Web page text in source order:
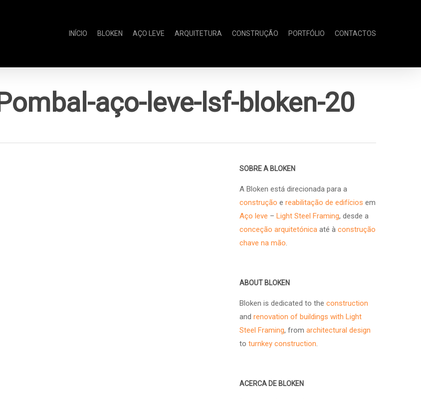
INÍCIO BLOKEN AÇO LEVE ARQUITETURA CONSTRUÇÃO PORTFÓLIO CONTACTOS
aço-leve-lsf-bloken-20
SOBRE A BLOKEN
A Bloken está direcionada para a
construção ereabilitação de edifícios em
Aço leve –Light Steel Framing, desde a
conceção arquitetónica até àconstrução
chave na mão.
ABOUT BLOKEN
Bloken is dedicated to theconstruction
andrenovation of buildings with Light
Steel Framing, fromarchitectural design
toturnkey construction.
ACERCA DE BLOKEN